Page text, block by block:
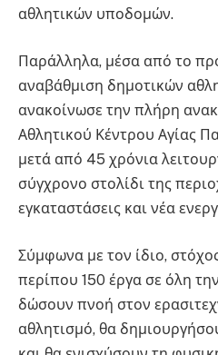
αθλητικών υποδομών.
Παράλληλα, μέσα από το
αναβάθμιση δημοτικών
ανακοίνωσε την πλήρη
Αθλητικού Κέντρου Αγίας
μετά από 45 χρόνια
σύγχρονο στολίδι της
εγκαταστάσεις και νέα
Σύμφωνα με τον ίδιο,
περίπου 150 έργα σε όλη
δώσουν πνοή στον
αθλητισμό, θα